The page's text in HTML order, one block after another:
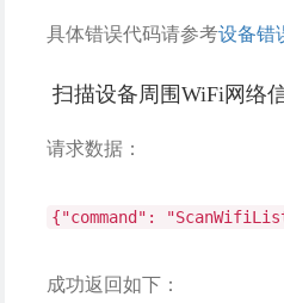
具体错误代码请参考设备错
扫描设备周围WiFi网络
请求数据：
{"command":
成功返回如下：